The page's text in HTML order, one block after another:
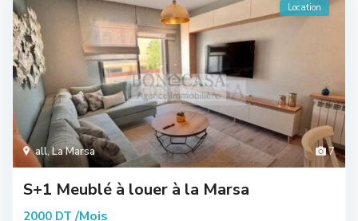
7
all,La Marsa
Location
S+1 Meublé à louer à la Marsa
2000 DT /Mois